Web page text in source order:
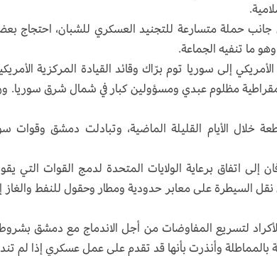
حملة متسارعة للتجنيد العسكري للشبان، احتجاج
ما تنفيه الجماعة.
إلى سوريا توم برّاك وقائد القيادة المركزية
مظلوم عبدي ومسؤولين كبار في شمال شرق سوريا.
خلال الأيام القليلة الماضية، وتبادلت دمشق وقوات
إلى اتفاق برعاية الولايات المتحدة لدمج القوات التي
نقل السيطرة على معابر حدودية ومطار وحقول للنفط
لتسريع المفاوضات من أجل الاندماج مع دمشق
بالمماطلة وأنذرت بأنها قد تقدم على عمل عسكري إذا لم